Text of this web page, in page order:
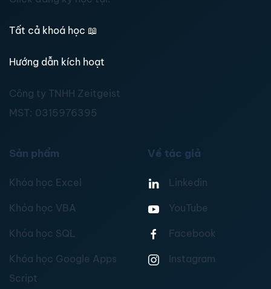
Tất cả khoá học 📖
Hướng dẫn kích hoạt
Công ty TNHH Zeitgeist
MST: 0315976395
Sản phẩm
Khóa học Excel
Khóa học VBA
Khóa học SQL
Khóa học Google Apps
Script
Về tác giả
Linkedin
YouTube
Facebook
Instagram